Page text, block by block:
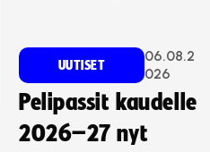
UUTISET
06.08.2
026
Pelipassit kaudelle
2026–27 nyt